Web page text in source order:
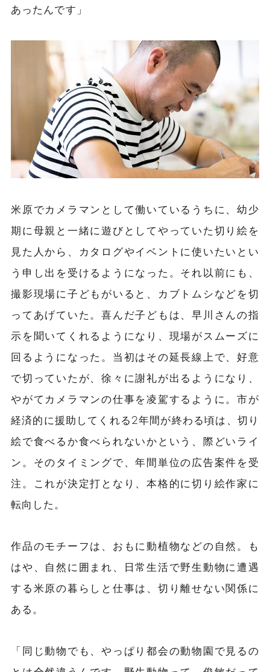
あったんです」
米原でカメラマンとして働いているうちに、幼少
期に母親と一緒に遊びとしてやっていた切り絵を
見た人から、カタログやイベントに使いたいとい
う申し出を受けるようになった。それ以前にも、
撮影現場に子どもがいると、カブトムシなどを切
ってあげていた。喜んだ子どもは、早川さんの指
示を聞いてくれるようになり、現場がスムーズに
回るようになった。当初はその延長線上で、好意
で切っていたが、徐々に謝礼が出るようになり、
やがてカメラマンの仕事を凌駕するように。市が
経済的に援助してくれる2年間が終わる頃は、切り
絵で食べるか食べられないかという、際どいライ
ン。そのタイミングで、年間単位の広告案件を受
注。これが決定打となり、本格的に切り絵作家に
転向した。
作品のモチーフは、おもに動植物などの自然。も
はや、自然に囲まれ、日常生活で野生動物に遭遇
する米原の暮らしと仕事は、切り離せない関係に
ある。
「同じ動物でも、やっぱり都会の動物園で見るの